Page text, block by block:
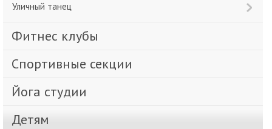
Уличный танец
Фитнес клубы
Спортивные секции
Йога студии
Детям